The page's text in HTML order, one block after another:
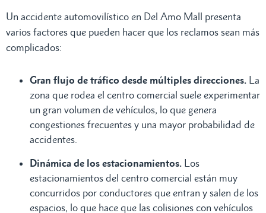
Un accidente automovilístico en Del Amo Mall presenta
varios factores que pueden hacer que los reclamos sean más
complicados:
Gran flujo de tráfico desde múltiples direcciones. La
zona que rodea el centro comercial suele experimentar
un gran volumen de vehículos, lo que genera
congestiones frecuentes y una mayor probabilidad de
accidentes.
Dinámica de los estacionamientos. Los
estacionamientos del centro comercial están muy
concurridos por conductores que entran y salen de los
espacios, lo que hace que las colisiones con vehículos